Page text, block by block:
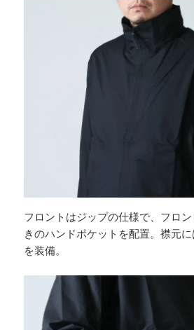
フロントはジップの仕様で、フロ
きのハンドポケットを配置。襟元
を装備。